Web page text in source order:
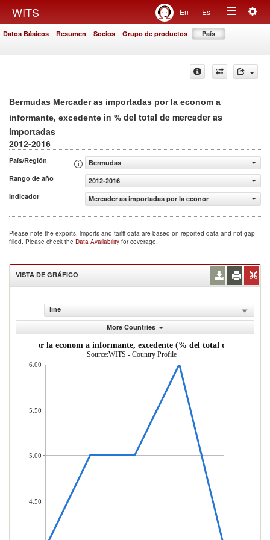
WITS En Es
Toggle
Datos Básicos Resumen Socios Grupo de productos País
Bermudas Mercader as importadas por la econom a
informante, excedente in % del total de mercader as
importadas
2012-2016
País/Región
Bermudas
Rango de año
2012-2016
Indicador
Mercader as importadas por la econom a informante,
Please note the exports, imports and tariff data are based on reported data and not gap
filled. Please check the Data Availability for coverage.
VISTA DE GRÁFICO
line
More Countries
por la econom a informante, excedente (% del total de mercader
Source:WITS - Country Profile
6.00
5.50
5.00
4.50